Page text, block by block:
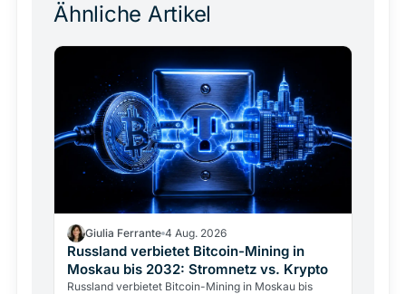
Ähnliche Artikel
Giulia Ferrante 4 Aug. 2026
Russland verbietet Bitcoin-Mining in
Moskau bis 2032: Stromnetz vs. Krypto
Russland verbietet Bitcoin-Mining in Moskau bis